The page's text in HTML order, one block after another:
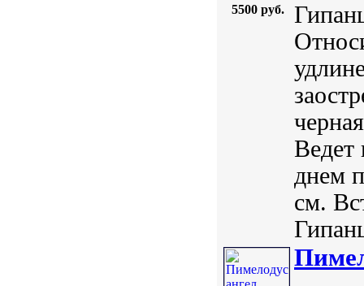
5500 руб.
Ведет
днем
см.